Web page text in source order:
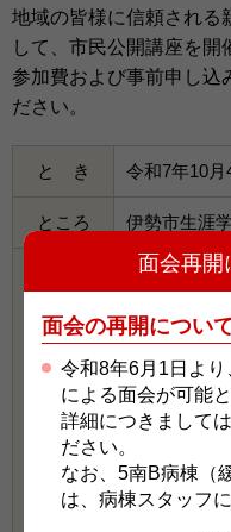
面会再開
面会の再開につい
令和8年6月1日よ
による面会が可能
詳細につきましては
ださい。
なお、5南B病棟（
は、病棟スタッフ
地域の皆様に信頼される
して、市民公開講座を開
参加費および事前申し込
ださい。
と き 令和7年10
ところ 伊勢市生涯
内 容
①13：20～
②14：00～
炎 ～市立伊
リハビリテ
③14：50～
の？ ～キレ